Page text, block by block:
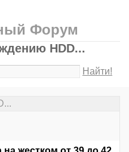
Форум
HDD...
Найти!